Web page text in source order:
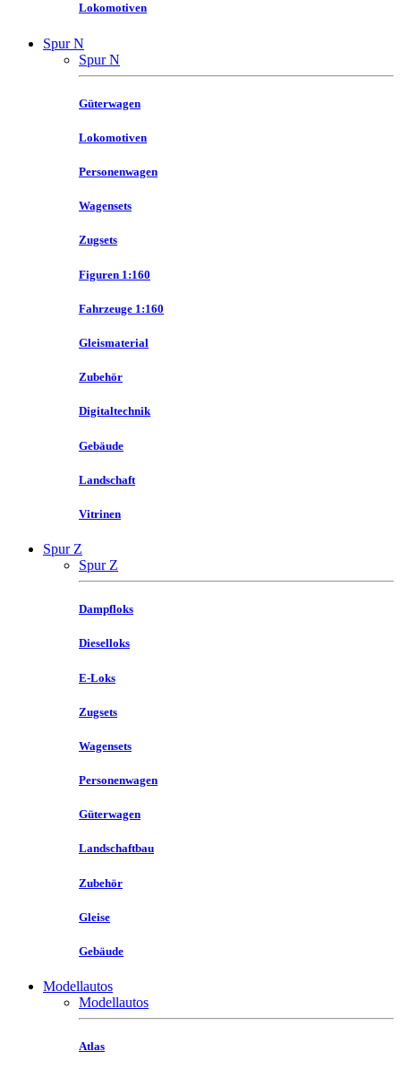
Lokomotiven
Spur N
Spur N
Güterwagen
Lokomotiven
Personenwagen
Wagensets
Zugsets
Figuren 1:160
Fahrzeuge 1:160
Gleismaterial
Zubehör
Digitaltechnik
Gebäude
Landschaft
Vitrinen
Spur Z
Spur Z
Dampfloks
Dieselloks
E-Loks
Zugsets
Wagensets
Personenwagen
Güterwagen
Landschaftbau
Zubehör
Gleise
Gebäude
Modellautos
Modellautos
Atlas